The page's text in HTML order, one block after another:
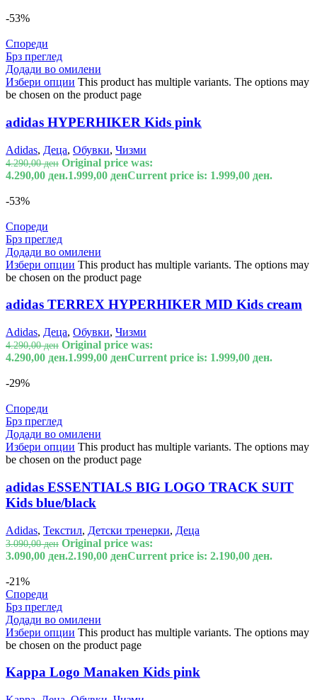
-53%
Спореди
Брз преглед
Додади во омилени
Избери опции This product has multiple variants. The options may
be chosen on the product page
adidas HYPERHIKER Kids pink
Adidas, Деца, Обувки, Чизми
4.290,00ден Original price was:
4.290,00 ден.1.999,00 денCurrent price is: 1.999,00 ден.
-53%
Спореди
Брз преглед
Додади во омилени
Избери опции This product has multiple variants. The options may
be chosen on the product page
adidas TERREX HYPERHIKER MID Kids cream
Adidas, Деца, Обувки, Чизми
4.290,00ден Original price was:
4.290,00 ден.1.999,00 денCurrent price is: 1.999,00 ден.
-29%
Спореди
Брз преглед
Додади во омилени
Избери опции This product has multiple variants. The options may
be chosen on the product page
adidas ESSENTIALS BIG LOGO TRACK SUIT
Kids blue/black
Adidas, Текстил, Детски тренерки, Деца
3.090,00ден Original price was:
3.090,00 ден.2.190,00 денCurrent price is: 2.190,00 ден.
-21%
Спореди
Брз преглед
Додади во омилени
Избери опции This product has multiple variants. The options may
be chosen on the product page
Kappa Logo Manaken Kids pink